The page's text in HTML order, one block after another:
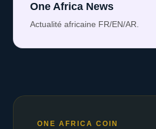
One Africa News
Actualité africaine FR/EN/AR.
ONE AFRICA COIN